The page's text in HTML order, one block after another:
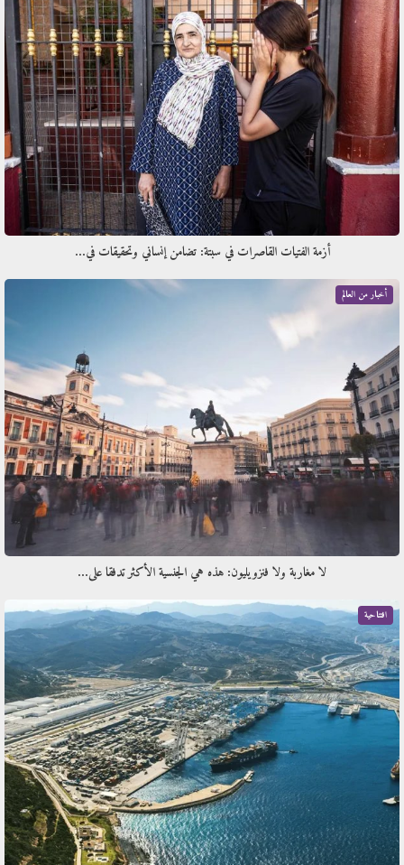
أزمة الفتيات القاصرات في سبتة: تضامن إنساني وتحقيقات في…
أخبار من العالم
لا مغاربة ولا فنزويليون: هذه هي الجنسية الأكثر تدفقا على…
افتتاحية